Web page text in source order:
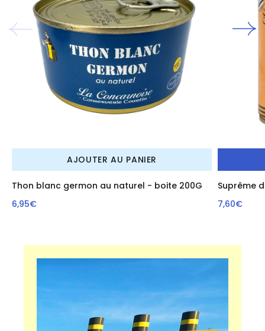
AJOUTER AU PANIER
Thon blanc germon au naturel - boite 200G
6,95€
Suprême
7,60€